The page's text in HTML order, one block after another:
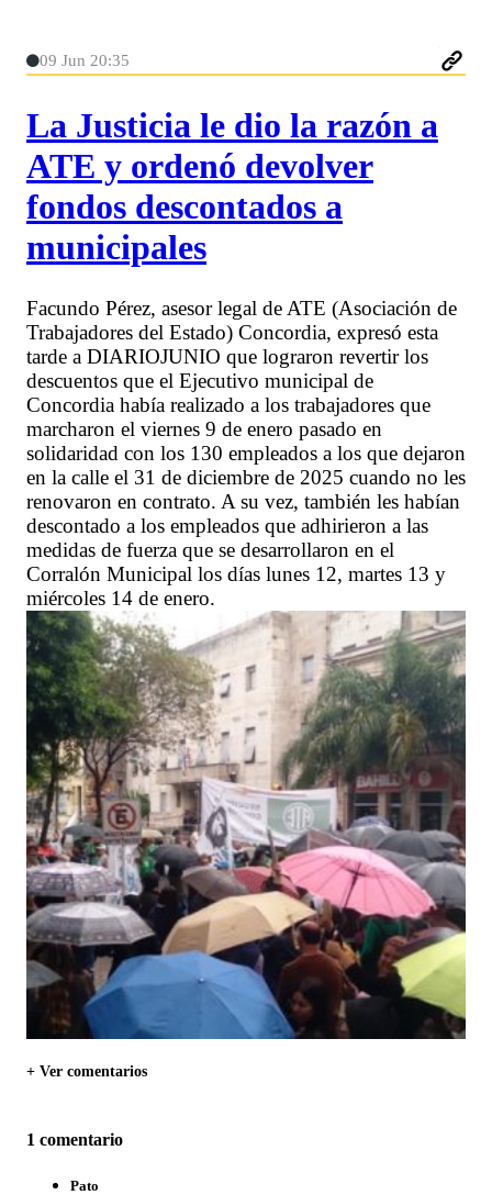
09 Jun 20:35
La Justicia le dio la razón a
ATE y ordenó devolver
fondos descontados a
municipales
Facundo Pérez, asesor legal de ATE (Asociación de
Trabajadores del Estado) Concordia, expresó esta
tarde a DIARIOJUNIO que lograron revertir los
descuentos que el Ejecutivo municipal de
Concordia había realizado a los trabajadores que
marcharon el viernes 9 de enero pasado en
solidaridad con los 130 empleados a los que dejaron
en la calle el 31 de diciembre de 2025 cuando no les
renovaron en contrato. A su vez, también les habían
descontado a los empleados que adhirieron a las
medidas de fuerza que se desarrollaron en el
Corralón Municipal los días lunes 12, martes 13 y
miércoles 14 de enero.
+ Ver comentarios
1 comentario
Pato